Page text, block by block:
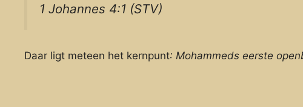
1 Johannes 4:1 (STV)
Daar ligt meteen het kernpunt: Mohammeds eerste